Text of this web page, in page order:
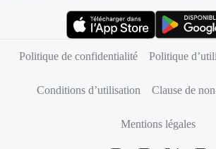
Politique de confidentialité
Politique
Conditions d’utilisation Clause de
Mentions légales